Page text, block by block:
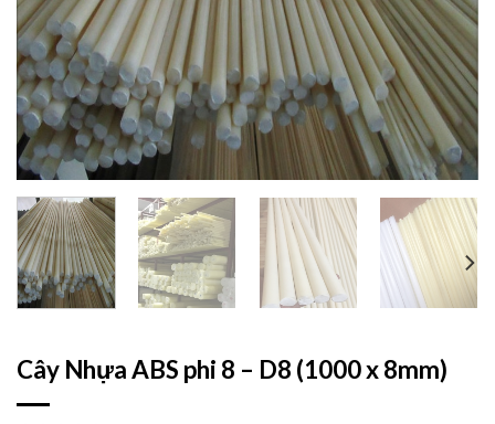
Cây Nhựa ABS phi 8 – D8 (1000 x 8mm)